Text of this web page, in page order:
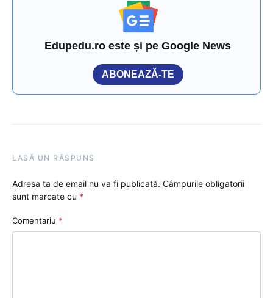
Edupedu.ro este și pe Google News
ABONEAZĂ-TE
LASĂ UN RĂSPUNS
Adresa ta de email nu va fi publicată. Câmpurile obligatorii
sunt marcate cu *
Comentariu *